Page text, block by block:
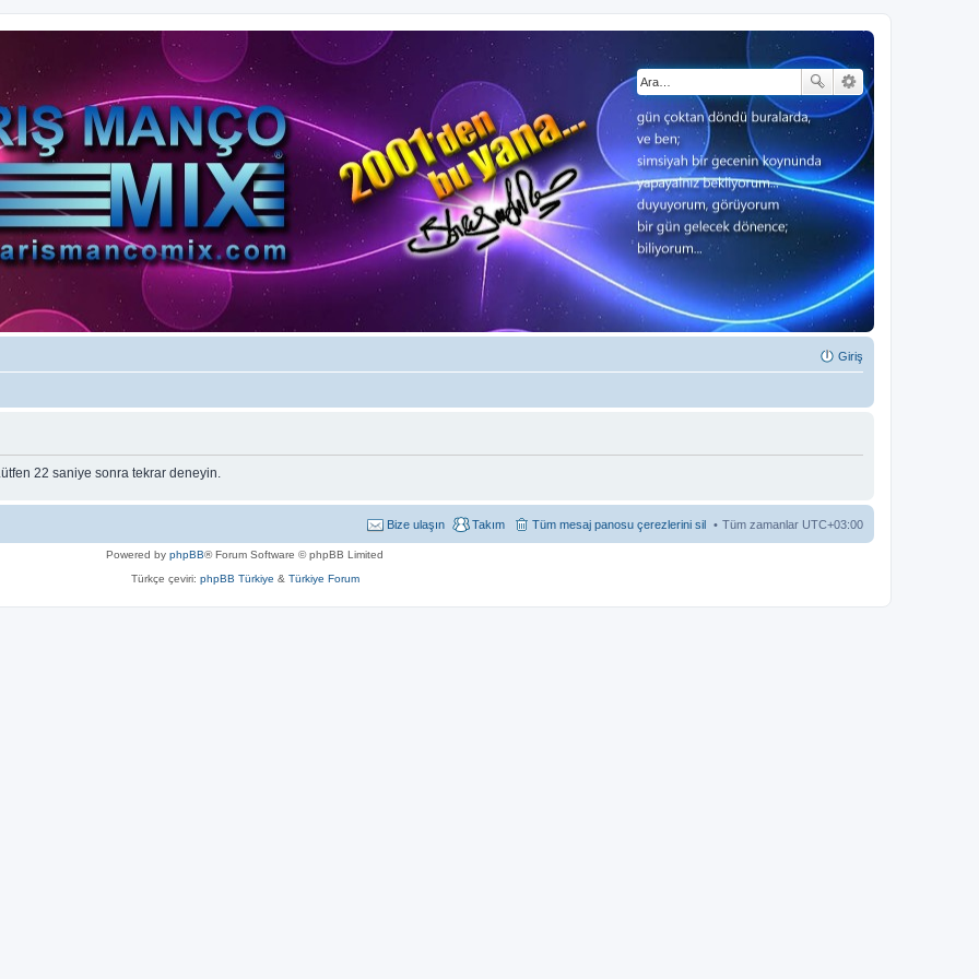
Giriş
22 saniye sonra tekrar deneyin.
Tüm zamanlar UTC+03:00
Tüm mesaj panosu çerezlerini sil
Takım
Bize ulaşın
Powered by phpBB® Forum Software © phpBB Limited
Türkçe çeviri: phpBB Türkiye & Türkiye Forum